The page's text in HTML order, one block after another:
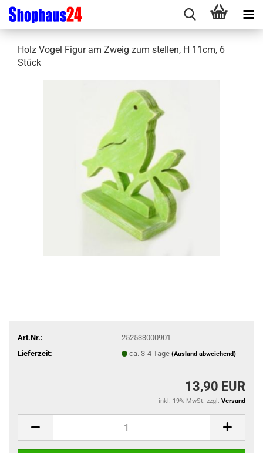
Holz Vogel Figur am Zweig zum stellen, H 11cm, 6
Stück
Art.Nr.:
252533000901
Lieferzeit:
ca. 3-4 Tage (Ausland abweichend)
13,90 EUR
inkl. 19% MwSt. zzgl. Versand